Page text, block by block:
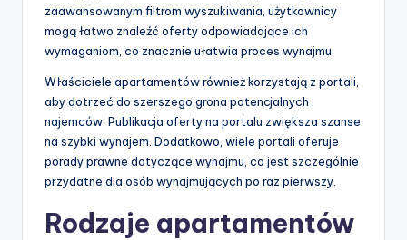
zaawansowanym filtrom wyszukiwania, użytkownicy
mogą łatwo znaleźć oferty odpowiadające ich
wymaganiom, co znacznie ułatwia proces wynajmu.
Właściciele apartamentów również korzystają z portali,
aby dotrzeć do szerszego grona potencjalnych
najemców. Publikacja oferty na portalu zwiększa szanse
na szybki wynajem. Dodatkowo, wiele portali oferuje
porady prawne dotyczące wynajmu, co jest szczególnie
przydatne dla osób wynajmujących po raz pierwszy.
Rodzaje apartamentów